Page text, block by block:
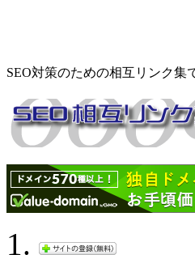
SEO対策のための相互リンク集